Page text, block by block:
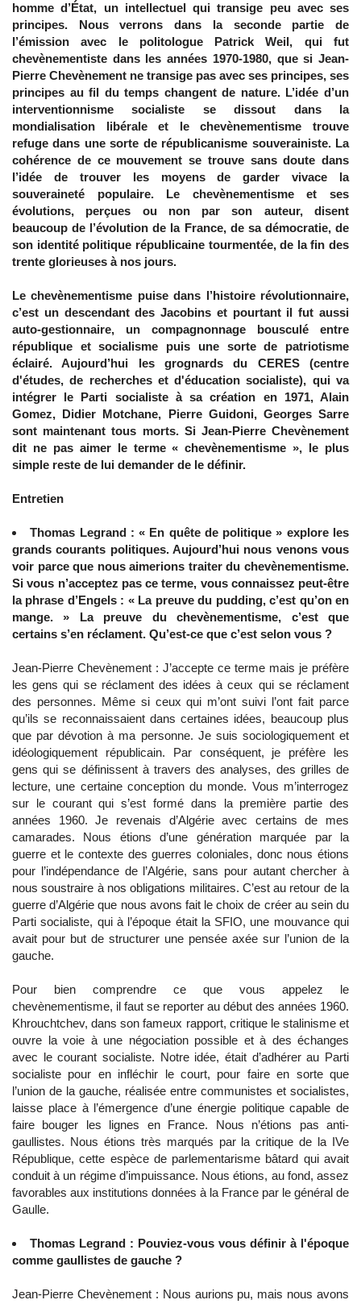
homme d’État, un intellectuel qui transige peu avec ses
principes. Nous verrons dans la seconde partie de
l’émission avec le politologue Patrick Weil, qui fut
chevènementiste dans les années 1970-1980, que si Jean-
Pierre Chevènement ne transige pas avec ses principes, ses
principes au fil du temps changent de nature. L’idée d’un
interventionnisme socialiste se dissout dans la
mondialisation libérale et le chevènementisme trouve
refuge dans une sorte de républicanisme souverainiste. La
cohérence de ce mouvement se trouve sans doute dans
l’idée de trouver les moyens de garder vivace la
souveraineté populaire. Le chevènementisme et ses
évolutions, perçues ou non par son auteur, disent
beaucoup de l’évolution de la France, de sa démocratie, de
son identité politique républicaine tourmentée, de la fin des
trente glorieuses à nos jours.
Le chevènementisme puise dans l’histoire révolutionnaire,
c’est un descendant des Jacobins et pourtant il fut aussi
auto-gestionnaire, un compagnonnage bousculé entre
république et socialisme puis une sorte de patriotisme
éclairé. Aujourd’hui les grognards du CERES (centre
d'études, de recherches et d'éducation socialiste), qui va
intégrer le Parti socialiste à sa création en 1971, Alain
Gomez, Didier Motchane, Pierre Guidoni, Georges Sarre
sont maintenant tous morts. Si Jean-Pierre Chevènement
dit ne pas aimer le terme « chevènementisme », le plus
simple reste de lui demander de le définir.
Entretien
Thomas Legrand : « En quête de politique » explore les
grands courants politiques. Aujourd’hui nous venons vous
voir parce que nous aimerions traiter du chevènementisme.
Si vous n’acceptez pas ce terme, vous connaissez peut-être
la phrase d’Engels : « La preuve du pudding, c’est qu’on en
mange. » La preuve du chevènementisme, c’est que
certains s’en réclament. Qu’est-ce que c’est selon vous ?
Jean-Pierre Chevènement : J’accepte ce terme mais je préfère
les gens qui se réclament des idées à ceux qui se réclament
des personnes. Même si ceux qui m’ont suivi l’ont fait parce
qu’ils se reconnaissaient dans certaines idées, beaucoup plus
que par dévotion à ma personne. Je suis sociologiquement et
idéologiquement républicain. Par conséquent, je préfère les
gens qui se définissent à travers des analyses, des grilles de
lecture, une certaine conception du monde. Vous m’interrogez
sur le courant qui s’est formé dans la première partie des
années 1960. Je revenais d’Algérie avec certains de mes
camarades. Nous étions d’une génération marquée par la
guerre et le contexte des guerres coloniales, donc nous étions
pour l’indépendance de l’Algérie, sans pour autant chercher à
nous soustraire à nos obligations militaires. C’est au retour de la
guerre d’Algérie que nous avons fait le choix de créer au sein du
Parti socialiste, qui à l’époque était la SFIO, une mouvance qui
avait pour but de structurer une pensée axée sur l’union de la
gauche.
Pour bien comprendre ce que vous appelez le
chevènementisme, il faut se reporter au début des années 1960.
Khrouchtchev, dans son fameux rapport, critique le stalinisme et
ouvre la voie à une négociation possible et à des échanges
avec le courant socialiste. Notre idée, était d’adhérer au Parti
socialiste pour en infléchir le court, pour faire en sorte que
l’union de la gauche, réalisée entre communistes et socialistes,
laisse place à l’émergence d’une énergie politique capable de
faire bouger les lignes en France. Nous n’étions pas anti-
gaullistes. Nous étions très marqués par la critique de la IVe
République, cette espèce de parlementarisme bâtard qui avait
conduit à un régime d’impuissance. Nous étions, au fond, assez
favorables aux institutions données à la France par le général de
Gaulle.
Thomas Legrand : Pouviez-vous vous définir à l'époque
comme gaullistes de gauche ?
Jean-Pierre Chevènement : Nous aurions pu, mais nous avons